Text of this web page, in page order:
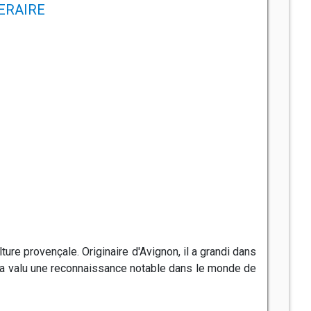
provençale. Originaire d'Avignon, il a grandi dans
une reconnaissance notable dans le monde de